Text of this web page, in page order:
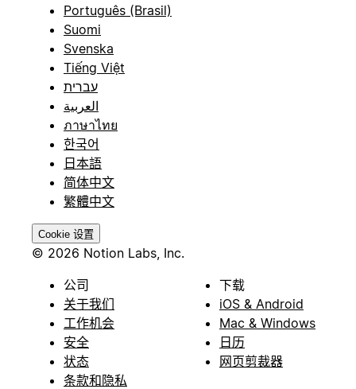
Português (Brasil)
Suomi
Svenska
Tiếng Việt
עברית
العربية
ภาษาไทย
한국어
日本語
简体中文
繁體中文
Cookie 设置
© 2026 Notion Labs, Inc.
公司
关于我们
工作机会
安全
状态
条款和隐私
下载
iOS & Android
Mac & Windows
日历
网页剪裁器